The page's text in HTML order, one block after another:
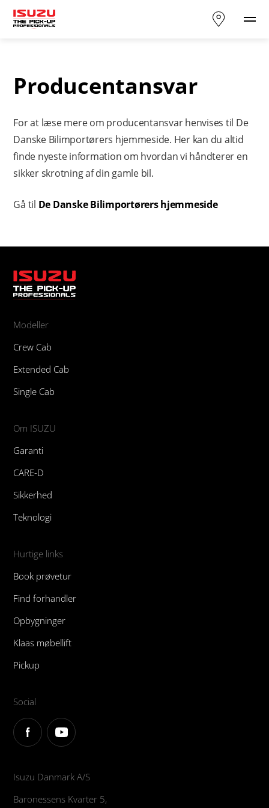
Producentansvar
For at læse mere om producentansvar henvises til De
Danske Bilimportørers hjemmeside. Her kan du altid
finde nyeste information om hvordan vi håndterer en
sikker skrotning af din gamle bil.
Gå til De Danske Bilimportørers hjemmeside
Modeller
Crew Cab
Extended Cab
Single Cab
Om ISUZU
Garanti
CARE-D
Sikkerhed
Teknologi
Hurtige links
Book prøvetur
Find forhandler
Opbygninger
Klaas møbellift
Pickup
Social
Isuzu Danmark A/S
Baronessens Kvarter 5,